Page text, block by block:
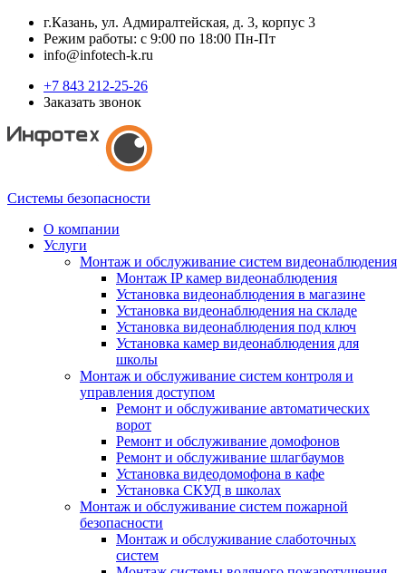
г.Казань, ул. Адмиралтейская, д. 3, корпус 3
Режим работы: с 9:00 по 18:00 Пн-Пт
info@infotech-k.ru
+7 843 212-25-26
Заказать звонок
Системы безопасности
О компании
Услуги
Монтаж и обслуживание систем видеонаблюдения
Монтаж IP камер видеонаблюдения
Установка видеонаблюдения в магазине
Установка видеонаблюдения на складе
Установка видеонаблюдения под ключ
Установка камер видеонаблюдения для
школы
Монтаж и обслуживание систем контроля и
управления доступом
Ремонт и обслуживание автоматических
ворот
Ремонт и обслуживание домофонов
Ремонт и обслуживание шлагбаумов
Установка видеодомофона в кафе
Установка СКУД в школах
Монтаж и обслуживание систем пожарной
безопасности
Монтаж и обслуживание слаботочных
систем